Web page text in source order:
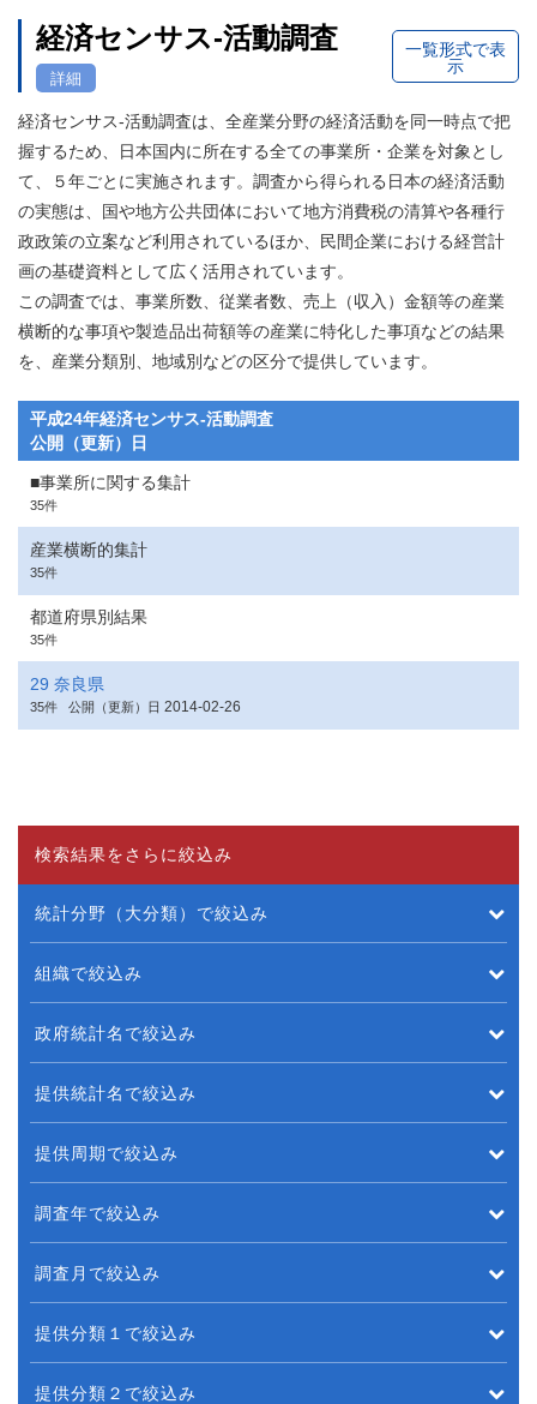
経済センサス‐活動調査
詳細
一覧形式で表
示
経済センサス‐活動調査は、全産業分野の経済活動を同一時点で把
握するため、日本国内に所在する全ての事業所・企業を対象とし
て、５年ごとに実施されます。調査から得られる日本の経済活動
の実態は、国や地方公共団体において地方消費税の清算や各種行
政政策の立案など利用されているほか、民間企業における経営計
画の基礎資料として広く活用されています。
この調査では、事業所数、従業者数、売上（収入）金額等の産業
横断的な事項や製造品出荷額等の産業に特化した事項などの結果
を、産業分類別、地域別などの区分で提供しています。
平成24年経済センサス‐活動調査
公開（更新）日
■事業所に関する集計
35件
産業横断的集計
35件
都道府県別結果
35件
29 奈良県
35件 公開（更新）日 2014-02-26
検索結果をさらに絞込み
統計分野（大分類）で絞込み
組織で絞込み
政府統計名で絞込み
提供統計名で絞込み
提供周期で絞込み
調査年で絞込み
調査月で絞込み
提供分類１で絞込み
提供分類２で絞込み